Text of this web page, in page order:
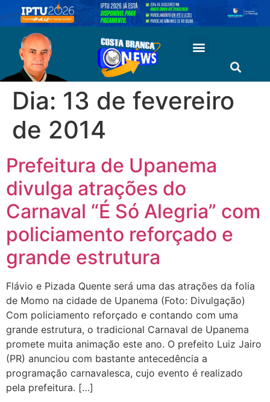
Dia: 13 de fevereiro
de 2014
Prefeitura de Upanema
divulga atrações do
Carnaval “É Só Alegria” com
policiamento reforçado e
grande estrutura
Flávio e Pizada Quente será uma das atrações da folia
de Momo na cidade de Upanema (Foto: Divulgação)
Com policiamento reforçado e contando com uma
grande estrutura, o tradicional Carnaval de Upanema
promete muita animação este ano. O prefeito Luiz Jairo
(PR) anunciou com bastante antecedência a
programação carnavalesca, cujo evento é realizado
pela prefeitura. […]